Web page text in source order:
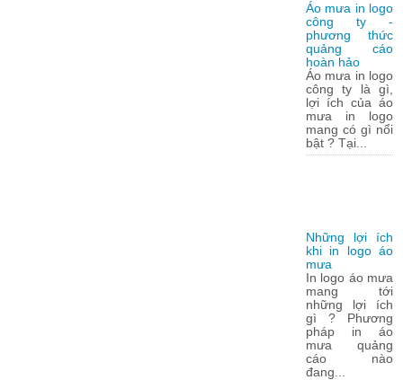
Áo mưa in logo
công ty -
phương thức
quảng cáo
hoàn hảo
Áo mưa in logo
công ty là gì,
lợi ích của áo
mưa in logo
mang có gì nổi
bật ? Tại...
Những lợi ích
khi in logo áo
mưa
In logo áo mưa
mang tới
những lợi ích
gì ? Phương
pháp in áo
mưa quảng
cáo nào
đang...